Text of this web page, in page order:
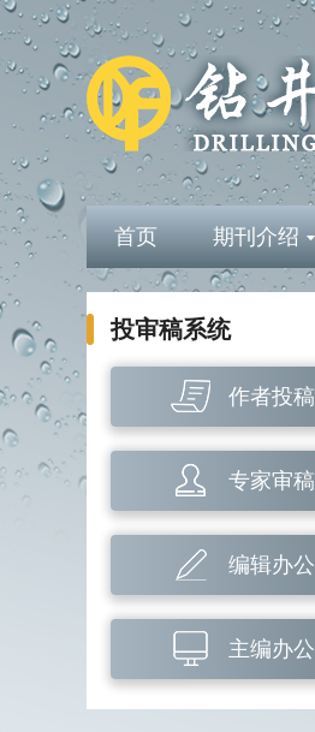
首页 期刊介绍
投审稿系统
作者投稿
专家审稿
编辑办公
主编办公